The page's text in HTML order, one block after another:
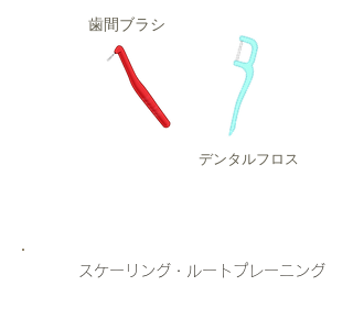
歯間ブラシ
デンタルフロス
スケーリング・ルートプレーニング